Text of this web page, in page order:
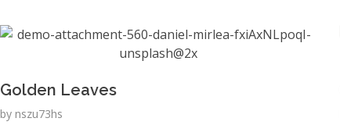
Golden Leaves
by nszu73hs